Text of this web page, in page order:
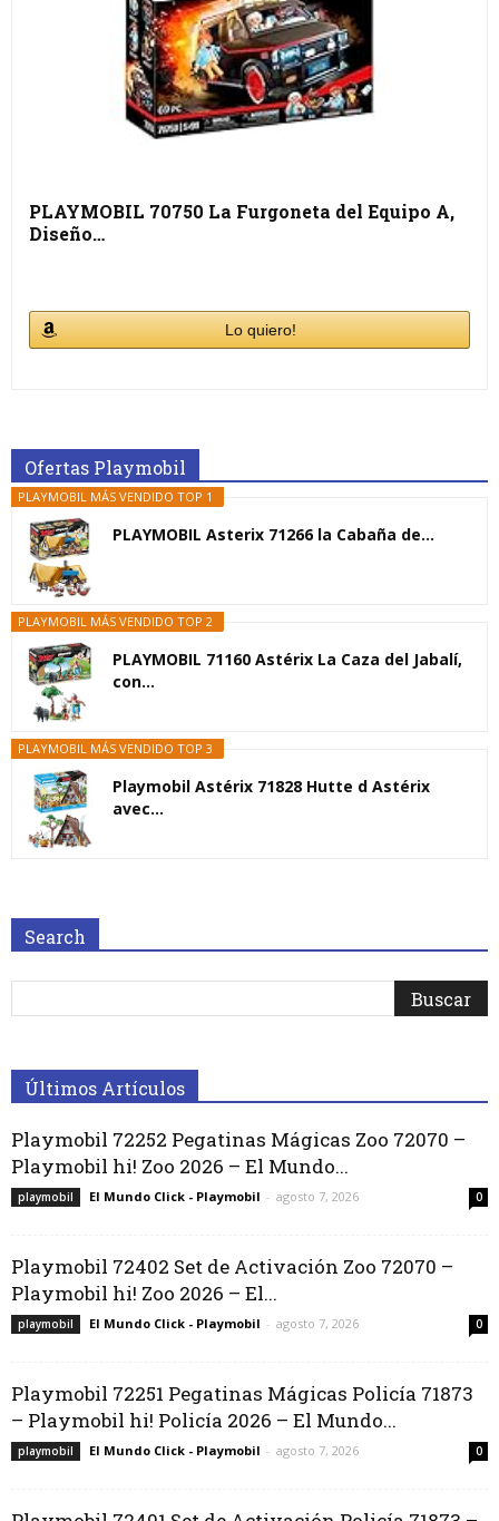
PLAYMOBIL 70750 La Furgoneta del Equipo A,
Diseño…
Lo quiero!
Ofertas Playmobil
PLAYMOBIL MÁS VENDIDO TOP 1
PLAYMOBIL Asterix 71266 la Cabaña de...
PLAYMOBIL MÁS VENDIDO TOP 2
PLAYMOBIL 71160 Astérix La Caza del Jabalí,
con...
PLAYMOBIL MÁS VENDIDO TOP 3
Playmobil Astérix 71828 Hutte d Astérix
avec...
Search
Últimos Artículos
Playmobil 72252 Pegatinas Mágicas Zoo 72070 –
Playmobil hi! Zoo 2026 – El Mundo...
playmobil El Mundo Click - Playmobil - agosto 7, 2026 0
Playmobil 72402 Set de Activación Zoo 72070 –
Playmobil hi! Zoo 2026 – El...
playmobil El Mundo Click - Playmobil - agosto 7, 2026 0
Playmobil 72251 Pegatinas Mágicas Policía 71873
– Playmobil hi! Policía 2026 – El Mundo...
playmobil El Mundo Click - Playmobil - agosto 7, 2026 0